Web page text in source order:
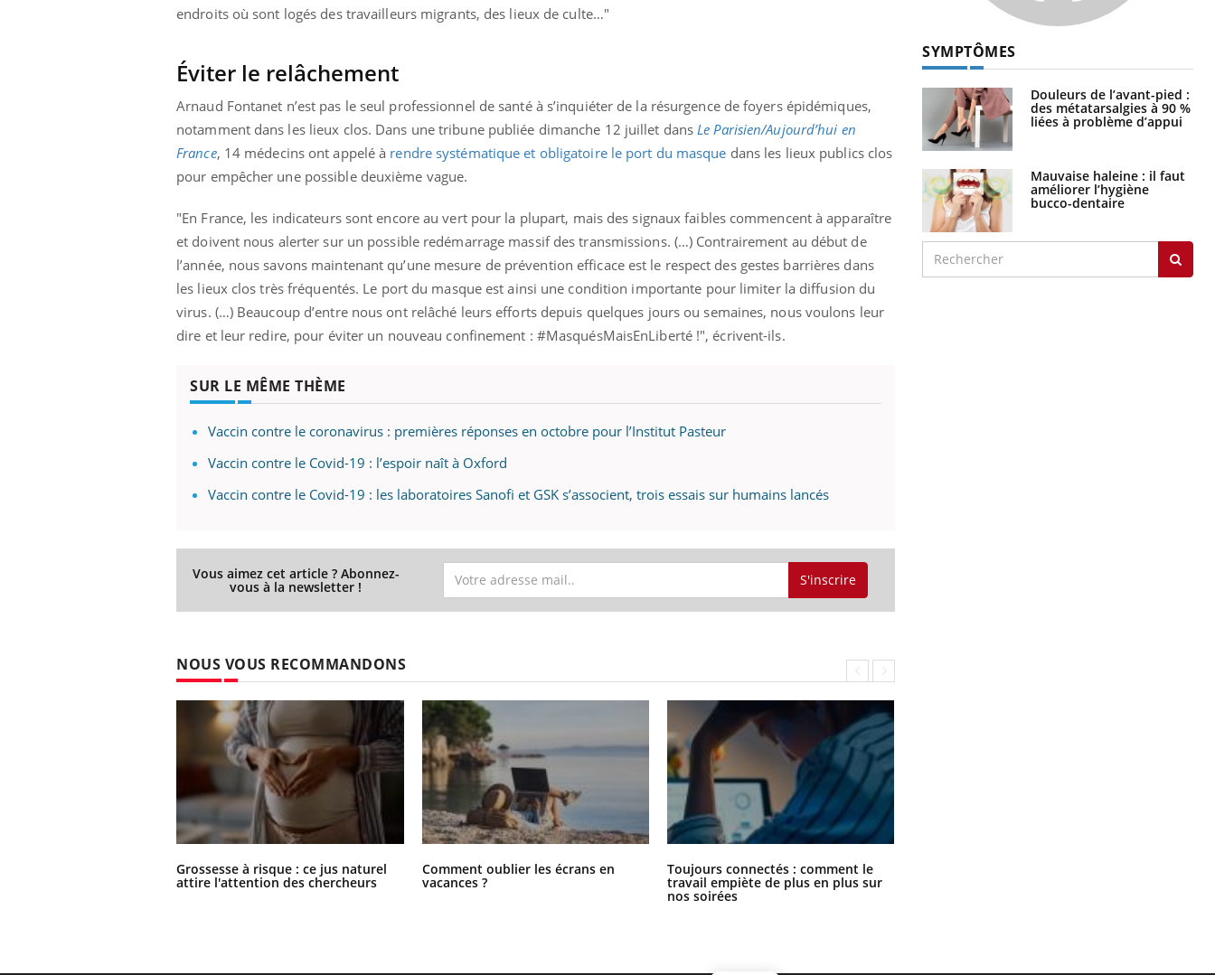
endroits où sont logés des travailleurs migrants, des lieux de culte…"
Éviter le relâchement
Arnaud Fontanet n’est pas le seul professionnel de santé à s’inquiéter de la résurgence de foyers épidémiques,
notamment dans les lieux clos. Dans une tribune publiée dimanche 12 juillet dans Le Parisien/Aujourd’hui en
France, 14 médecins ont appelé à rendre systématique et obligatoire le port du masque dans les lieux publics clos
pour empêcher une possible deuxième vague.
"En France, les indicateurs sont encore au vert pour la plupart, mais des signaux faibles commencent à apparaître
et doivent nous alerter sur un possible redémarrage massif des transmissions. (…) Contrairement au début de
l’année, nous savons maintenant qu’une mesure de prévention efficace est le respect des gestes barrières dans
les lieux clos très fréquentés. Le port du masque est ainsi une condition importante pour limiter la diffusion du
virus. (…) Beaucoup d’entre nous ont relâché leurs efforts depuis quelques jours ou semaines, nous voulons leur
dire et leur redire, pour éviter un nouveau confinement : #MasquésMaisEnLiberté !", écrivent-ils.
SUR LE MÊME THÈME
Vaccin contre le coronavirus : premières réponses en octobre pour l’Institut Pasteur
Vaccin contre le Covid-19 : l’espoir naît à Oxford
Vaccin contre le Covid-19 : les laboratoires Sanofi et GSK s’associent, trois essais sur humains lancés
Vous aimez cet article ? Abonnez-
vous à la newsletter ! S'inscrire
NOUS VOUS RECOMMANDONS
Grossesse à risque : ce jus naturel
attire l'attention des chercheurs
Comment oublier les écrans en
vacances ?
Toujours connectés : comment le
travail empiète de plus en plus sur
nos soirées
SYMPTÔMES
Douleurs de l’avant-pied :
des métatarsalgies à 90 %
liées à problème d’appui
Mauvaise haleine : il faut
améliorer l’hygiène
bucco-dentaire